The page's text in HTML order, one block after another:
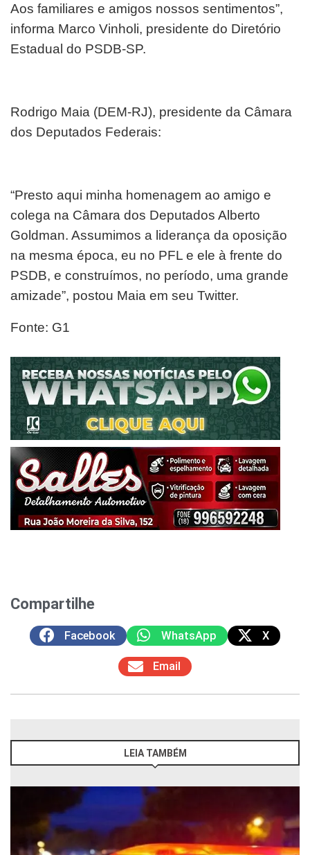
Aos familiares e amigos nossos sentimentos”,
informa Marco Vinholi, presidente do Diretório
Estadual do PSDB-SP.
Rodrigo Maia (DEM-RJ), presidente da Câmara
dos Deputados Federais:
“Presto aqui minha homenagem ao amigo e
colega na Câmara dos Deputados Alberto
Goldman. Assumimos a liderança da oposição
na mesma época, eu no PFL e ele à frente do
PSDB, e construímos, no período, uma grande
amizade”, postou Maia em seu Twitter.
Fonte: G1
Compartilhe
Facebook WhatsApp X
Email
LEIA TAMBÉM